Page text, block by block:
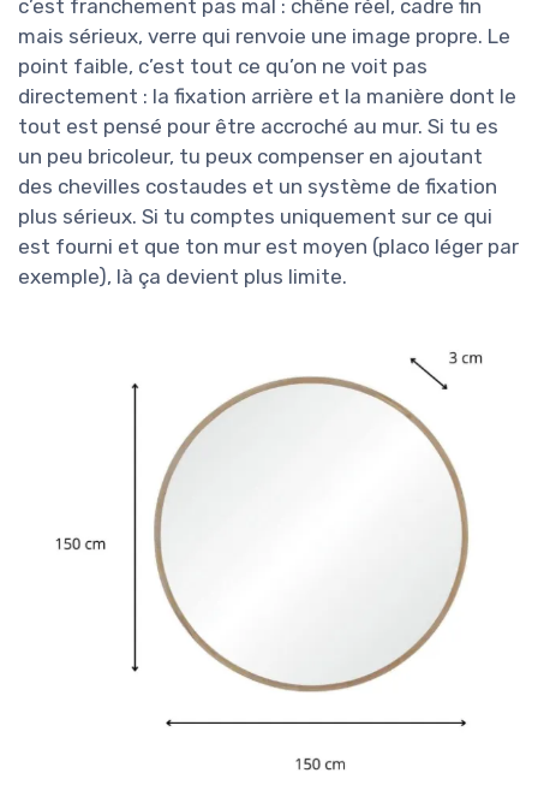
c’est franchement pas mal : chêne réel, cadre fin
mais sérieux, verre qui renvoie une image propre. Le
point faible, c’est tout ce qu’on ne voit pas
directement : la fixation arrière et la manière dont le
tout est pensé pour être accroché au mur. Si tu es
un peu bricoleur, tu peux compenser en ajoutant
des chevilles costaudes et un système de fixation
plus sérieux. Si tu comptes uniquement sur ce qui
est fourni et que ton mur est moyen (placo léger par
exemple), là ça devient plus limite.